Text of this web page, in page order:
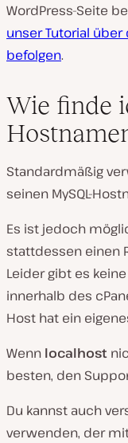
WordPress-Seite
unser Tutorial
befolgen.
Wie finde
Standardmäßig
seinen MySQL-
Es ist jedoch
stattdessen einen
Leider gibt es
innerhalb des
Host hat ein
Wenn localhost
besten, den
Du kannst auch
verwenden, der